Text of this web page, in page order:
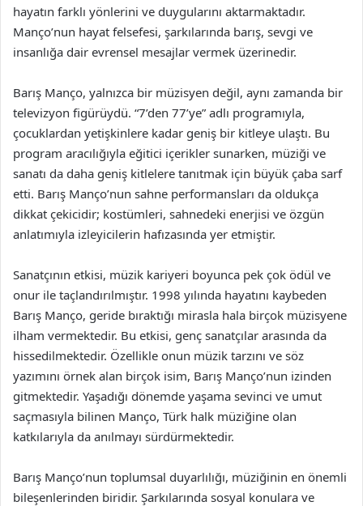
hayatın farklı yönlerini ve duygularını aktarmaktadır.
Manço’nun hayat felsefesi, şarkılarında barış, sevgi ve
insanlığa dair evrensel mesajlar vermek üzerinedir.
Barış Manço, yalnızca bir müzisyen değil, aynı zamanda bir
televizyon figürüydü. “7’den 77’ye” adlı programıyla,
çocuklardan yetişkinlere kadar geniş bir kitleye ulaştı. Bu
program aracılığıyla eğitici içerikler sunarken, müziği ve
sanatı da daha geniş kitlelere tanıtmak için büyük çaba sarf
etti. Barış Manço’nun sahne performansları da oldukça
dikkat çekicidir; kostümleri, sahnedeki enerjisi ve özgün
anlatımıyla izleyicilerin hafızasında yer etmiştir.
Sanatçının etkisi, müzik kariyeri boyunca pek çok ödül ve
onur ile taçlandırılmıştır. 1998 yılında hayatını kaybeden
Barış Manço, geride bıraktığı mirasla hala birçok müzisyene
ilham vermektedir. Bu etkisi, genç sanatçılar arasında da
hissedilmektedir. Özellikle onun müzik tarzını ve söz
yazımını örnek alan birçok isim, Barış Manço’nun izinden
gitmektedir. Yaşadığı dönemde yaşama sevinci ve umut
saçmasıyla bilinen Manço, Türk halk müziğine olan
katkılarıyla da anılmayı sürdürmektedir.
Barış Manço’nun toplumsal duyarlılığı, müziğinin en önemli
bileşenlerinden biridir. Şarkılarında sosyal konulara ve